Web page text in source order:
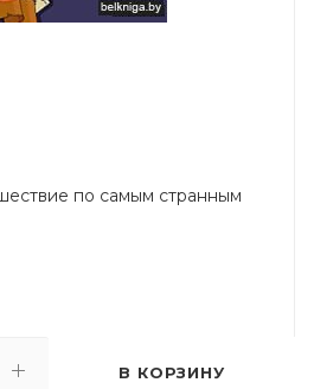
по самым странным
В КОРЗИНУ